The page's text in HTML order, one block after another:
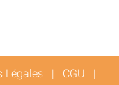
Légales | CGU |